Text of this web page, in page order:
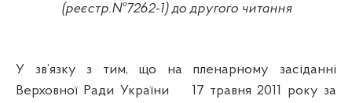
(реєстр.№7262-1) до другого читання
У зв’язку з тим, що на пленарному засіданні
Верховної Ради України
17 травня 2011 року за